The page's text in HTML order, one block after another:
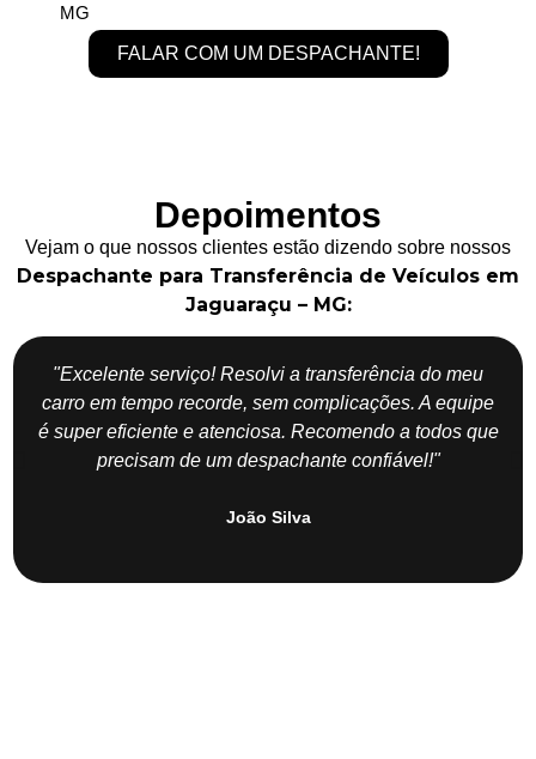
MG
FALAR COM UM DESPACHANTE!
Depoimentos
Vejam o que nossos clientes estão dizendo sobre nossos
Despachante para Transferência de Veículos em
Jaguaraçu – MG:
"Excelente serviço! Resolvi a transferência do meu
carro em tempo recorde, sem complicações. A equipe
é super eficiente e atenciosa. Recomendo a todos que
precisam de um despachante confiável!"
João Silva